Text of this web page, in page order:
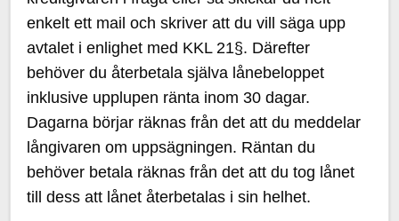
enkelt ett mail och skriver att du vill säga upp
avtalet i enlighet med KKL 21§. Därefter
behöver du återbetala själva lånebeloppet
inklusive upplupen ränta inom 30 dagar.
Dagarna börjar räknas från det att du meddelar
långivaren om uppsägningen. Räntan du
behöver betala räknas från det att du tog lånet
till dess att lånet återbetalas i sin helhet.